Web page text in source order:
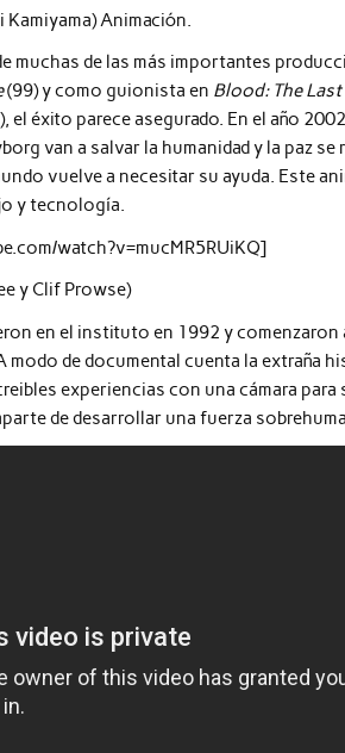
Kamiyama) Animación.
muchas de las más importantes
(99) y como guionista en Blood: The Last
el éxito parece asegurado. En el año
van a salvar la humanidad y la paz
vuelve a necesitar su ayuda. Este
y tecnología.
watch?v=mucMR5RUiKQ]
y Clif Prowse)
en el instituto en 1992 y
modo de documental cuenta la extraña
experiencias con una cámara para
de desarrollar una fuerza